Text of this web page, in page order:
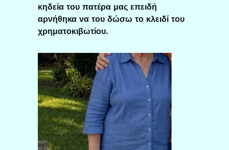
κηδεία του πατέρα μας επειδή
αρνήθηκα να του δώσω το κλειδί του
χρηματοκιβωτίου.